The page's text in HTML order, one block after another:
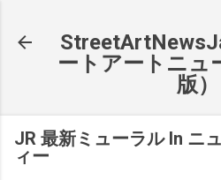
ートアートニュ
版）
JR 最新ミューラル In ニ
ィー